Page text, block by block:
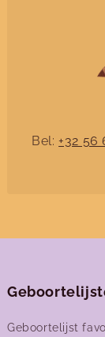
Bel:+32 56
Geboortelijst